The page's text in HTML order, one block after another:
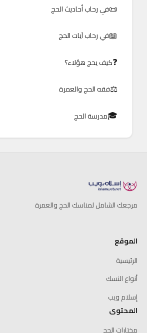
📜في رحاب أحاديث الحج
📖في رحاب آيات الحج
❓كيف يحج هؤلاء؟
⚖️فقه الحج والعمرة
🎓مدرسة الحج
مرجعك الشامل لمناسك الحج والعمرة
الموقع
الرئيسية
أنواع النسك
إسلام ويب
المحتوى
مختارات الحج